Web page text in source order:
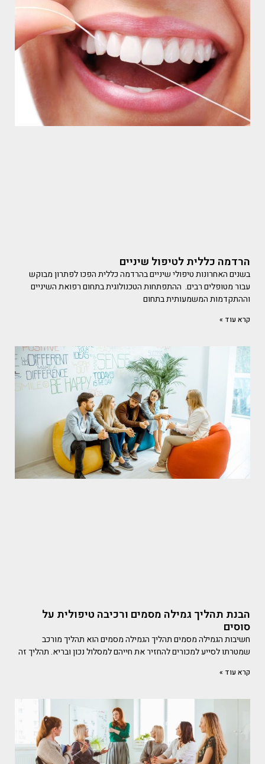
הרדמה כללית לטיפול שיניים
בשנים האחרונות טיפולי שיניים בהרדמה כללית הפכו לפתרון מבוקש
עבור מטופלים רבים. ההתפתחות הטכנולוגית בתחום רפואת השיניים
וההתקדמות המשמעותית בתחום
קרא עוד »
הבנת תהליך גמילה מסמים ורכיבה טיפולית על
סוסים
חשיבות הגמילה מסמים תהליך הגמילה מסמים הוא תהליך מורכב
שמטרתו לסייע למכורים להחזיר את חייהם למסלול נכון ובריא. תהליך זה
קרא עוד »